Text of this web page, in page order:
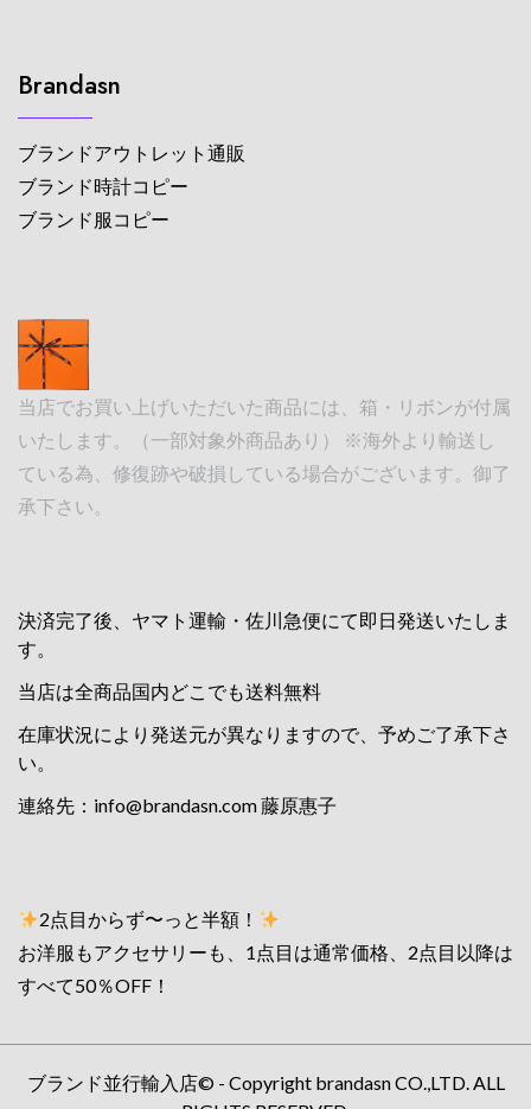
Brandasn
ブランドアウトレット通販
ブランド時計コピー
ブランド服コピー
当店でお買い上げいただいた商品には、箱・リボンが付属
いたします。（一部対象外商品あり） ※海外より輸送し
ている為、修復跡や破損している場合がございます。御了
承下さい。
決済完了後、ヤマト運輸・佐川急便にて即日発送いたしま
す。
当店は全商品国内どこでも送料無料
在庫状況により発送元が異なりますので、予めご了承下さ
い。
連絡先： info@brandasn.com藤原惠子
2点目からず〜っと半額！
お洋服もアクセサリーも、1点目は通常価格、2点目以降は
すべて50％OFF！
ブランド並行輸入店© - Copyright brandasn CO.,LTD. ALL